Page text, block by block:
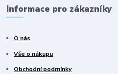
Informace pro zákazníky
O nás
Vše o nákupu
Obchodní podmínky